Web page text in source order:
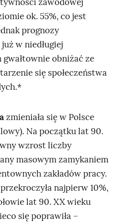
zawodowej
ok. 55%, co jest
prognozy
w niedługiej
gwałtownie obniżać ze
się społeczeństwa
zmieniała się w Polsce
Na początku lat 90.
wzrost liczby
masowym zamykaniem
zakładów pracy.
najpierw 10%,
lat 90. XX wieku
się poprawiła –